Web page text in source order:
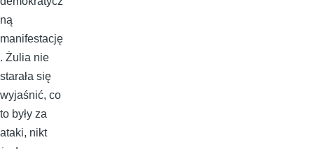
ną
manifestację
. Żulia nie
starała się
wyjaśnić, co
to były za
ataki, nikt